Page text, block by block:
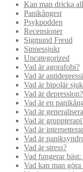
Kan man dricka
Panikångest
Psykpodden
Recensioner
Sigmund Freud
Sinnessjukt
Uncategorized
Vad är agorafobi?
Vad är
Vad är bipolär
Vad är depression?
Vad är en
Vad är
Vad är
Vad är
Vad är
Vad är stress?
Vad fungerar
Vad kan man göra